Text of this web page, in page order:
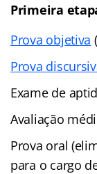
Primeira
Prova objetiva
Prova
Exame de
Avaliação
Prova oral
para o cargo